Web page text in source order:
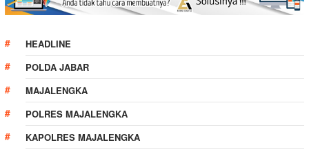
HEADLINE
POLDA JABAR
MAJALENGKA
POLRES MAJALENGKA
KAPOLRES MAJALENGKA